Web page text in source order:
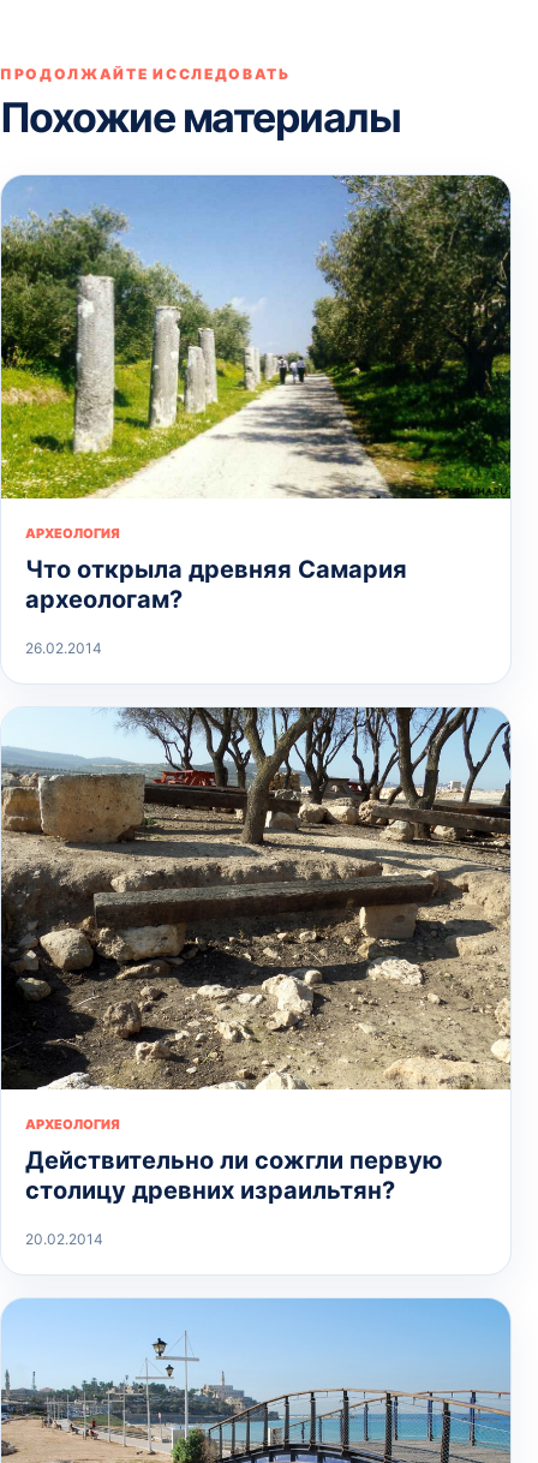
ПРОДОЛЖАЙТЕ ИССЛЕДОВАТЬ
Похожие материалы
АРХЕОЛОГИЯ
Что открыла древняя Самария
археологам?
26.02.2014
АРХЕОЛОГИЯ
Действительно ли сожгли первую
столицу древних израильтян?
20.02.2014